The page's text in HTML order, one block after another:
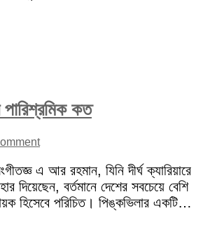
কত
এ আর রহমান, যিনি দীর্ঘ ক্যারিয়ারে
দিয়েছেন, বর্তমানে দেশের সবচেয়ে বেশি
হিসেবে পরিচিত। পিঙ্কভিলার একটি…